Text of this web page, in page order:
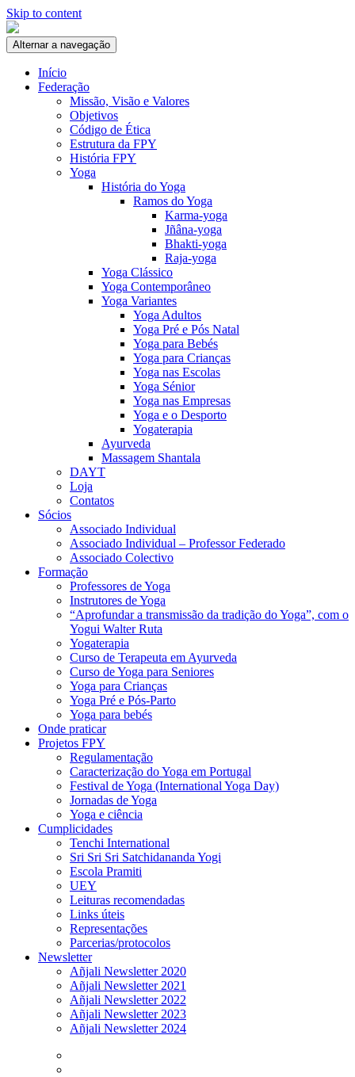
Skip to content
Alternar a navegação
Início
Federação
Missão, Visão e Valores
Objetivos
Código de Ética
Estrutura da FPY
História FPY
Yoga
História do Yoga
Ramos do Yoga
Karma-yoga
Jñâna-yoga
Bhakti-yoga
Raja-yoga
Yoga Clássico
Yoga Contemporâneo
Yoga Variantes
Yoga Adultos
Yoga Pré e Pós Natal
Yoga para Bebés
Yoga para Crianças
Yoga nas Escolas
Yoga Sénior
Yoga nas Empresas
Yoga e o Desporto
Yogaterapia
Ayurveda
Massagem Shantala
DAYT
Loja
Contatos
Sócios
Associado Individual
Associado Individual – Professor Federado
Associado Colectivo
Formação
Professores de Yoga
Instrutores de Yoga
“Aprofundar a transmissão da tradição do Yoga”, com o
Yogui Walter Ruta
Yogaterapia
Curso de Terapeuta em Ayurveda
Curso de Yoga para Seniores
Yoga para Crianças
Yoga Pré e Pós-Parto
Yoga para bebés
Onde praticar
Projetos FPY
Regulamentação
Caracterização do Yoga em Portugal
Festival de Yoga (International Yoga Day)
Jornadas de Yoga
Yoga e ciência
Cumplicidades
Tenchi International
Sri Sri Sri Satchidananda Yogi
Escola Pramiti
UEY
Leituras recomendadas
Links úteis
Representações
Parcerias/protocolos
Newsletter
Añjali Newsletter 2020
Añjali Newsletter 2021
Añjali Newsletter 2022
Añjali Newsletter 2023
Añjali Newsletter 2024